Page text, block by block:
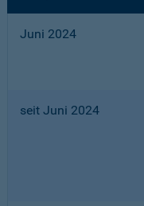
Juni 2024
seit Juni 2024